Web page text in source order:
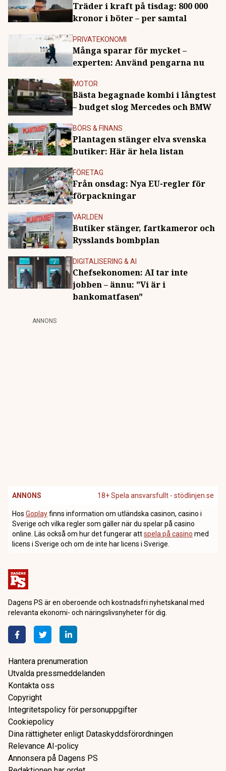
Träder i kraft på tisdag: 800 000
kronor i böter – per samtal
PRIVATEKONOMI
Många sparar för mycket –
experten: Använd pengarna nu
MOTOR
Bästa begagnade kombi i långtest
– budget slog Mercedes och BMW
BÖRS & FINANS
Plantagen stänger elva svenska
butiker: Här är hela listan
FÖRETAG
Från onsdag: Nya EU-regler för
förpackningar
VÄRLDEN
Butiker stänger, fartkameror och
Rysslands bombplan
DIGITALISERING & AI
Chefsekonomen: AI tar inte
jobben – ännu: "Vi är i
bankomatfasen"
ANNONS
ANNONS 18+ Spela ansvarsfullt - stödlinjen.se
Hos Goplayfinns information om utländska casinon, casino i
Sverige och vilka regler som gäller när du spelar på casino
online. Läs också om hur det fungerar attspela på casino med
licens i Sverige och om de inte har licens i Sverige.
Dagens PS är en oberoende och kostnadsfri nyhetskanal med
relevanta ekonomi- och näringslivsnyheter för dig.
Hantera prenumeration
Utvalda pressmeddelanden
Kontakta oss
Copyright
Integritetspolicy för personuppgifter
Cookiepolicy
Dina rättigheter enligt Dataskyddsförordningen
Relevance AI-policy
Annonsera på Dagens PS